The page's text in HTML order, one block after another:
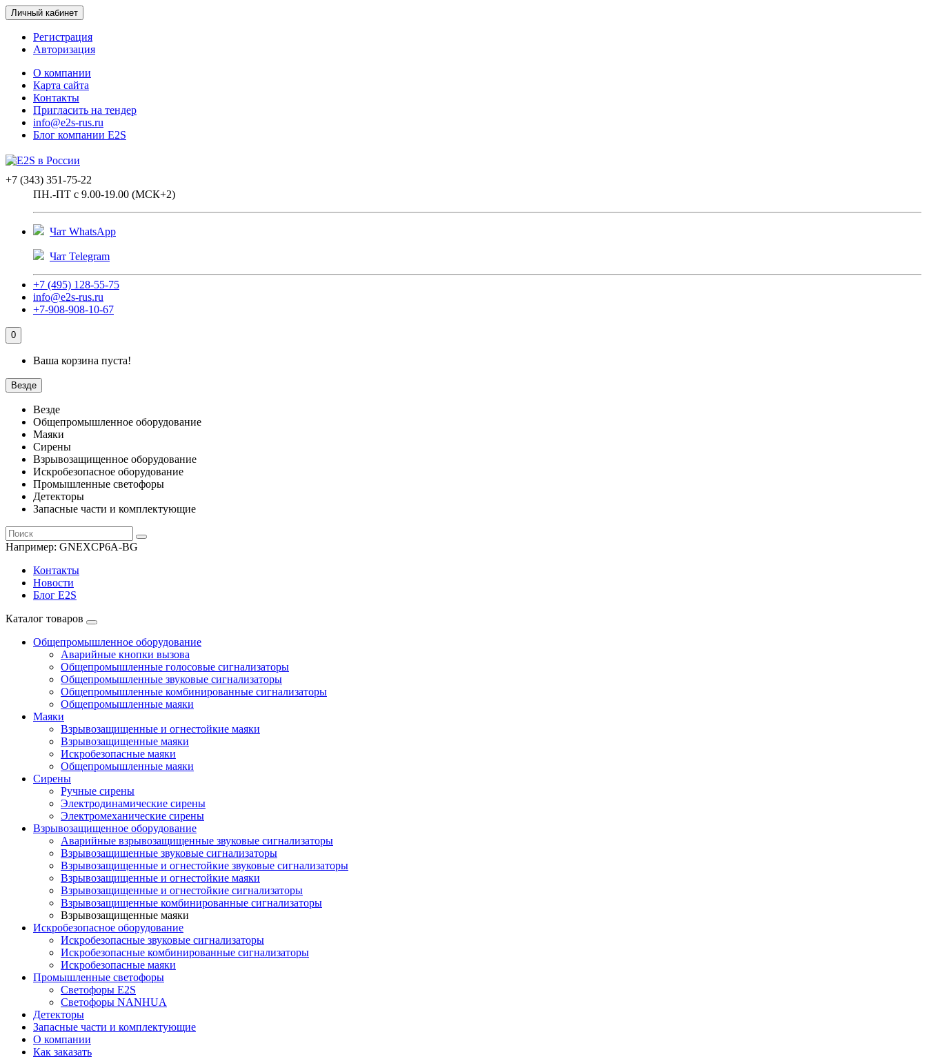
Личный кабинет
Регистрация
Авторизация
О компании
Карта сайта
Контакты
Пригласить на тендер
info@e2s-rus.ru
Блог компании E2S
+7 (343) 351-75-22
ПН.-ПТ с 9.00-19.00 (МСК+2)
Чат WhatsApp
Чат Telegram
+7 (495) 128-55-75
info@e2s-rus.ru
+7-908-908-10-67
0
Ваша корзина пуста!
Везде
Везде
Общепромышленное оборудование
Маяки
Сирены
Взрывозащищенное оборудование
Искробезопасное оборудование
Промышленные светофоры
Детекторы
Запасные части и комплектующие
Например: GNEXCP6A-BG
Контакты
Новости
Блог E2S
Каталог товаров
Общепромышленное оборудование
Аварийные кнопки вызова
Общепромышленные голосовые сигнализаторы
Общепромышленные звуковые сигнализаторы
Общепромышленные комбинированные сигнализаторы
Общепромышленные маяки
Маяки
Взрывозащищенные и огнестойкие маяки
Взрывозащищенные маяки
Искробезопасные маяки
Общепромышленные маяки
Сирены
Ручные сирены
Электродинамические сирены
Электромеханические сирены
Взрывозащищенное оборудование
Аварийные взрывозащищенные звуковые сигнализаторы
Взрывозащищенные звуковые сигнализаторы
Взрывозащищенные и огнестойкие звуковые сигнализаторы
Взрывозащищенные и огнестойкие маяки
Взрывозащищенные и огнестойкие сигнализаторы
Взрывозащищенные комбинированные сигнализаторы
Взрывозащищенные маяки
Искробезопасное оборудование
Искробезопасные звуковые сигнализаторы
Искробезопасные комбинированные сигнализаторы
Искробезопасные маяки
Промышленные светофоры
Светофоры E2S
Светофоры NANHUA
Детекторы
Запасные части и комплектующие
О компании
Как заказать